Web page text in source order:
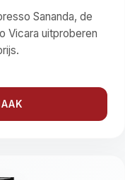
Sananda, de
Vicara uitproberen